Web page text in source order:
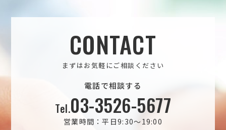
CONTACT
まずはお気軽にご相談ください
電話で相談する
Tel.03-3526-5677
営業時間：平日9:30～19:00